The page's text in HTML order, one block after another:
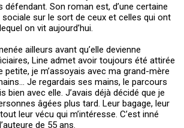
défendant. Son roman est, d’une certaine
sur le sort de ceux et celles qui ont
on vit aujourd’hui.
ailleurs avant qu’elle devienne
Line admet avoir toujours été attirée
petite, je m’assoyais avec ma grand-mère
Je regardais ses mains, le parcours
bien avec elle. J’avais déjà décidé que je
âgées plus tard. Leur bagage, leur
leur vécu qui m’intéresse. C’est inné
de 55 ans.